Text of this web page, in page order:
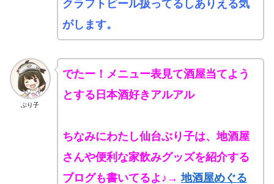
クラフトビール扱ってるしありえる気
がします。
ぶり子
でたー！メニュー表見て酒屋当てよう
とする日本酒好きアルアル
ちなみにわたし仙台ぶり子は、地酒屋
さんや便利な家飲みグッズを紹介する
ブログも書いてるよ♪→地酒屋めぐる